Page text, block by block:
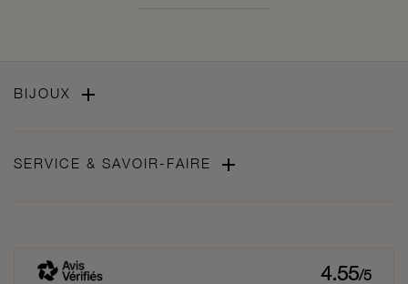
BIJOUX 
SERVICE & SAVOIR-FAIRE 
4.55/5